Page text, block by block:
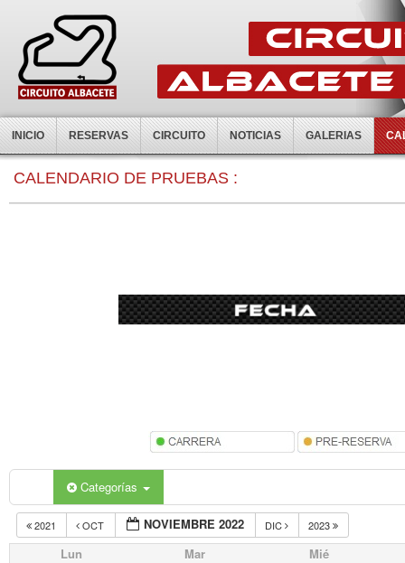
INICIO RESERVAS CIRCUITO NOTICIAS GALERIAS
CALENDARIO DE PRUEBAS :
Categorías
2021 OCT NOVIEMBRE 2022 DIC 2023
Lun Mar Mié